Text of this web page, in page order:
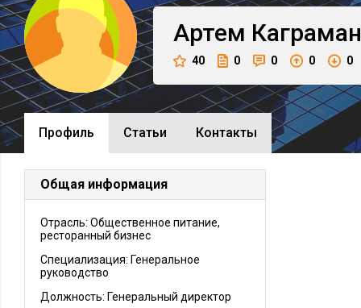
Артем
40 0 0 0 0
Профиль Cтатьи Контакты
Общая информация
Отрасль: Общественное питание,
ресторанный бизнес
Специализация: Генеральное
руководство
Должность: Генеральный директор